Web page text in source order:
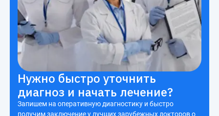
Нужно быстро уточнить
диагноз и начать лечение?
Запишем на оперативную диагностику и быстро
получим заключение у лучших зарубежных докторов о